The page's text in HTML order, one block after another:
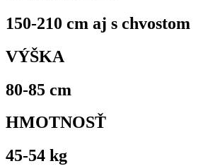
150-210 cm aj s chvostom
VÝŠKA
80-85 cm
HMOTNOSŤ
45-54 kg